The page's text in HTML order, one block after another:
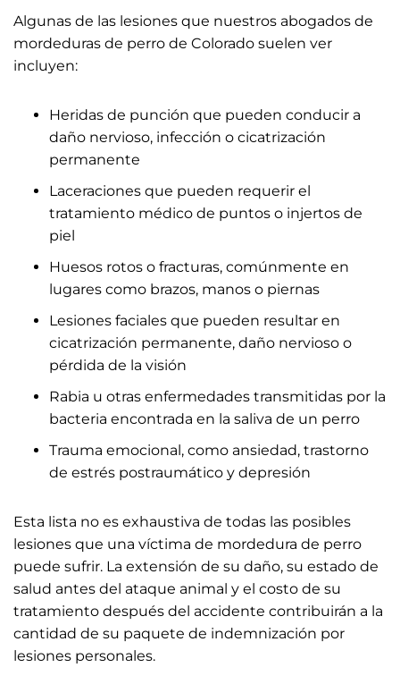
Algunas de las lesiones que nuestros abogados de
mordeduras de perro de Colorado suelen ver
incluyen:
Heridas de punción que pueden conducir a
daño nervioso, infección o cicatrización
permanente
Laceraciones que pueden requerir el
tratamiento médico de puntos o injertos de
piel
Huesos rotos o fracturas, comúnmente en
lugares como brazos, manos o piernas
Lesiones faciales que pueden resultar en
cicatrización permanente, daño nervioso o
pérdida de la visión
Rabia u otras enfermedades transmitidas por la
bacteria encontrada en la saliva de un perro
Trauma emocional, como ansiedad, trastorno
de estrés postraumático y depresión
Esta lista no es exhaustiva de todas las posibles
lesiones que una víctima de mordedura de perro
puede sufrir. La extensión de su daño, su estado de
salud antes del ataque animal y el costo de su
tratamiento después del accidente contribuirán a la
cantidad de su paquete de indemnización por
lesiones personales.